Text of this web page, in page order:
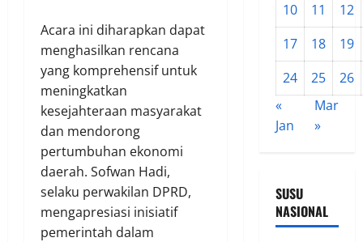
Acara ini diharapkan dapat
menghasilkan rencana
yang komprehensif untuk
meningkatkan
kesejahteraan masyarakat
dan mendorong
pertumbuhan ekonomi
daerah. Sofwan Hadi,
selaku perwakilan DPRD,
mengapresiasi inisiatif
pemerintah dalam
10
11
12
17
18
19
24
25
26
«
Jan
Mar
»
SUSU
NASIONAL